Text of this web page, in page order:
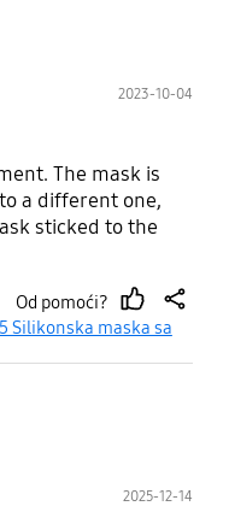
2023-10-04
The mask is
a different one,
sticked to the
Od pomoći?
thumbshare
Silikonska maska sa
2025-12-14